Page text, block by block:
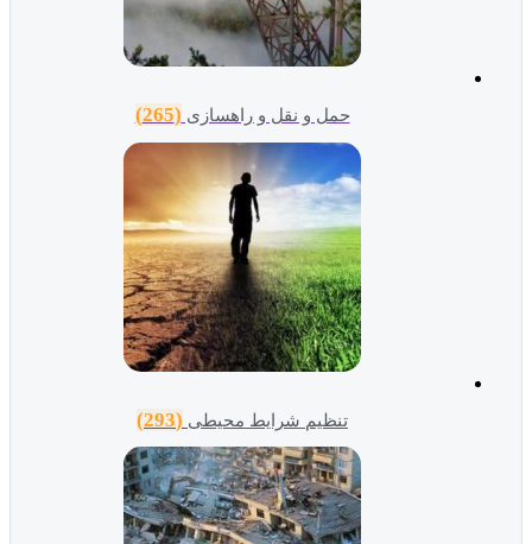
حمل و نقل و راهسازی (265)
تنظیم شرایط محیطی (293)